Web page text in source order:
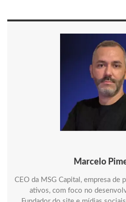
Marcelo
CEO da MSG Capital, empresa de
ativos, com foco no